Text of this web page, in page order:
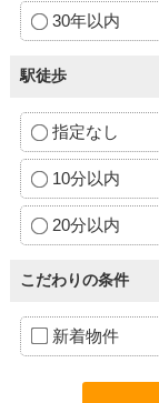
30年以内
駅徒歩
指定なし
10分以内
20分以内
こだわりの条件
新着物件